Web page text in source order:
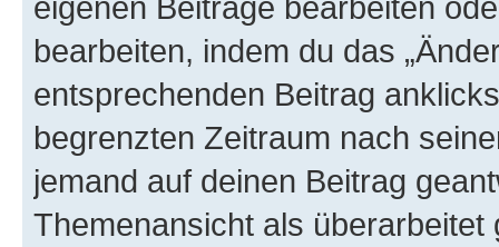
bearbeiten, indem du das
entsprechenden Beitrag
begrenzten Zeitraum nach
jemand auf deinen Beitrag
Themenansicht als